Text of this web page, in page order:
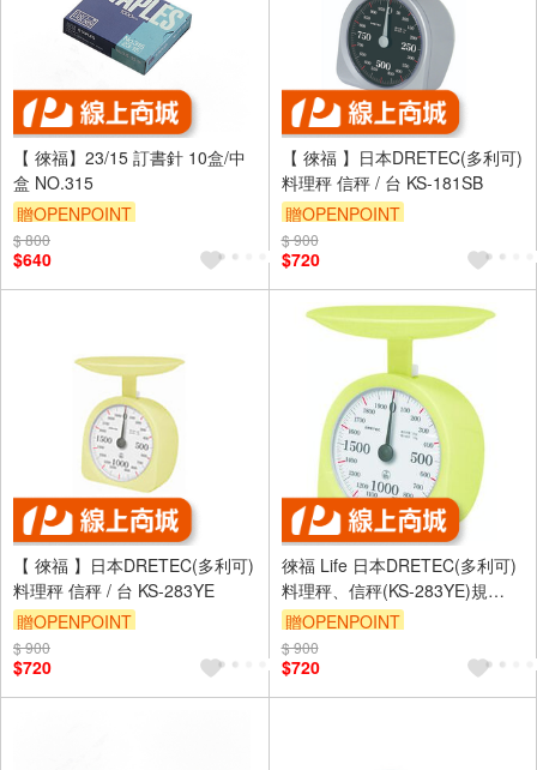
【 徠福】23/15 訂書針 10盒/中
盒 NO.315
贈OPENPOINT
$ 800
$640
【 徠福 】日本DRETEC(多利可)
料理秤 信秤 / 台 KS-181SB
贈OPENPOINT
$ 900
$720
【 徠福 】日本DRETEC(多利可)
料理秤 信秤 / 台 KS-283YE
贈OPENPOINT
$ 900
$720
徠福 Life 日本DRETEC(多利可)
料理秤、信秤(KS-283YE)規
格:191*171*171 mm
贈OPENPOINT
$ 900
$720